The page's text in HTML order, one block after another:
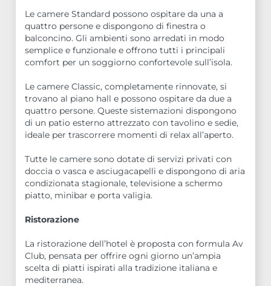
Le camere Standard possono ospitare da una a
quattro persone e dispongono di finestra o
balconcino. Gli ambienti sono arredati in modo
semplice e funzionale e offrono tutti i principali
comfort per un soggiorno confortevole sull’isola.
Le camere Classic, completamente rinnovate, si
trovano al piano hall e possono ospitare da due a
quattro persone. Queste sistemazioni dispongono
di un patio esterno attrezzato con tavolino e sedie,
ideale per trascorrere momenti di relax all’aperto.
Tutte le camere sono dotate di servizi privati con
doccia o vasca e asciugacapelli e dispongono di aria
condizionata stagionale, televisione a schermo
piatto, minibar e porta valigia.
Ristorazione
La ristorazione dell’hotel è proposta con formula Av
Club, pensata per offrire ogni giorno un’ampia
scelta di piatti ispirati alla tradizione italiana e
mediterranea.